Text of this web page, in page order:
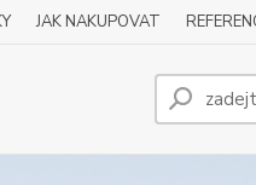
JAK NAKUPOVAT